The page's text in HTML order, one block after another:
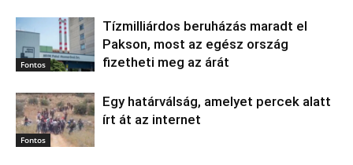
Fontos
Tízmilliárdos beruházás maradt el
Pakson, most az egész ország
fizetheti meg az árát
Fontos
Egy határválság, amelyet percek alatt
írt át az internet